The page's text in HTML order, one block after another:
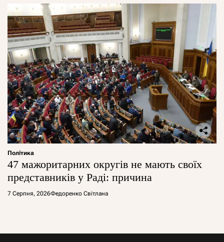
Політика
47 мажоритарних округів не мають своїх
представників у Раді: причина
7 Серпня, 2026Федоренко Світлана